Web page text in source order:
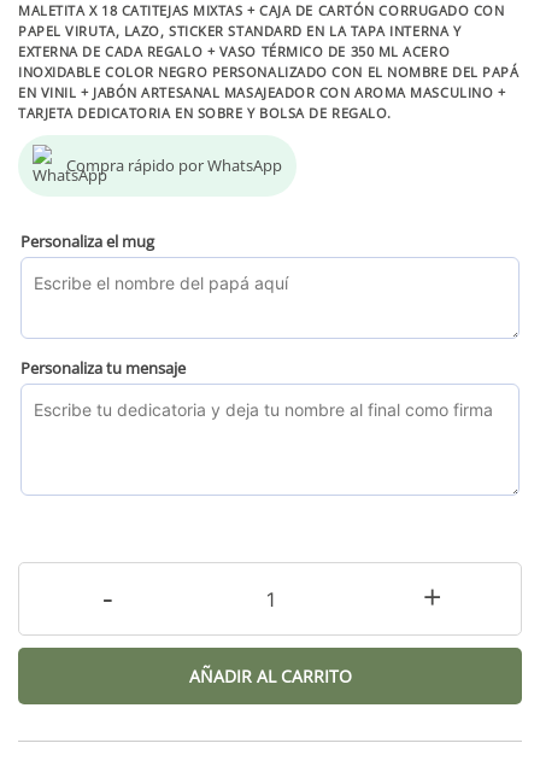
MALETITA X 18 CATITEJAS MIXTAS + CAJA DE CARTÓN CORRUGADO CON
PAPEL VIRUTA, LAZO, STICKER STANDARD EN LA TAPA INTERNA Y
EXTERNA DE CADA REGALO + VASO TÉRMICO DE 350 ML ACERO
INOXIDABLE COLOR NEGRO PERSONALIZADO CON EL NOMBRE DEL PAPÁ
EN VINIL + JABÓN ARTESANAL MASAJEADOR CON AROMA MASCULINO +
TARJETA DEDICATORIA EN SOBRE Y BOLSA DE REGALO.
Compra rápido por WhatsApp
Personaliza el mug
Personaliza tu mensaje
- +
AÑADIR AL CARRITO